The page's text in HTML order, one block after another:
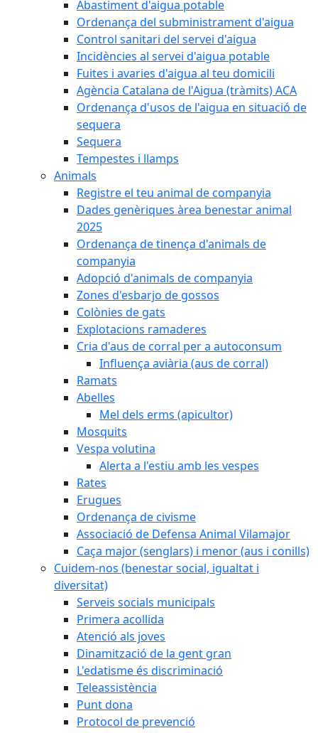
Abastiment d'aigua potable
Ordenança del subministrament d'aigua
Control sanitari del servei d'aigua
Incidències al servei d'aigua potable
Fuites i avaries d'aigua al teu domicili
Agència Catalana de l'Aigua (tràmits) ACA
Ordenança d'usos de l'aigua en situació de
sequera
Sequera
Tempestes i llamps
Animals
Registre el teu animal de companyia
Dades genèriques àrea benestar animal
2025
Ordenança de tinença d'animals de
companyia
Adopció d'animals de companyia
Zones d'esbarjo de gossos
Colònies de gats
Explotacions ramaderes
Cria d'aus de corral per a autoconsum
Influença aviària (aus de corral)
Ramats
Abelles
Mel dels erms (apicultor)
Mosquits
Vespa volutina
Alerta a l'estiu amb les vespes
Rates
Erugues
Ordenança de civisme
Associació de Defensa Animal Vilamajor
Caça major (senglars) i menor (aus i conills)
Cuidem-nos (benestar social, igualtat i
diversitat)
Serveis socials municipals
Primera acollida
Atenció als joves
Dinamització de la gent gran
L'edatisme és discriminació
Teleassistència
Punt dona
Protocol de prevenció